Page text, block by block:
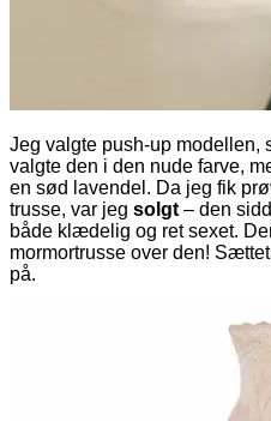
Jeg valgte push-up modellen,
valgte den i den nude farve,
en sød lavendel. Da jeg fik
trusse, var jeg solgt – den
både klædelig og ret sexet.
mormortrusse over den!
på.